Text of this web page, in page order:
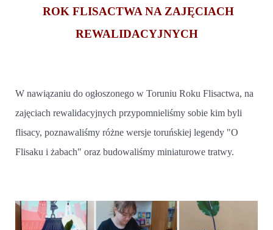
ROK FLISACTWA NA ZAJĘCIACH
REWALIDACYJNYCH
W nawiązaniu do ogłoszonego w Toruniu Roku Flisactwa, na
zajęciach rewalidacyjnych przypomnieliśmy sobie kim byli
flisacy, poznawaliśmy różne wersje toruńskiej legendy "O
Flisaku i żabach" oraz budowaliśmy miniaturowe tratwy.